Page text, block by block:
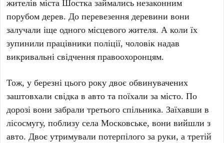
жителів міста Шостка займались незаконним
порубом дерев. До перевезення деревини вони
залучали іще одного місцевого жителя. А коли їх
зупинили працівники поліції, чоловік надав
викривальні свідчення правоохоронцям.
Тож, у березні цього року двоє обвинувачених
заштовхали свідка в авто та поїхали за місто. По
дорозі вони забрали третього спільника. Заїхавши в
лісосмугу, поблизу села Московське, вони вийшли з
авто. Двоє утримували потерпілого за руки, а третій